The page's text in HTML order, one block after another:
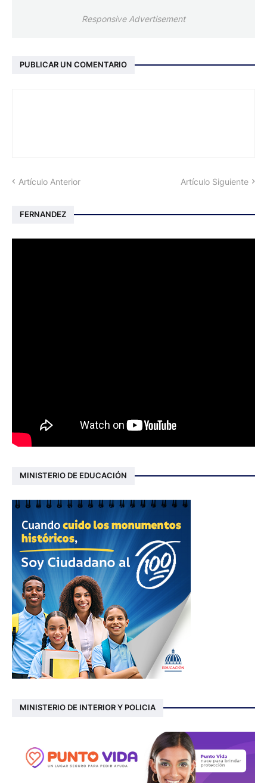
Responsive Advertisement
PUBLICAR UN COMENTARIO
Artículo Anterior Artículo Siguiente
FERNANDEZ
MINISTERIO DE EDUCACIÓN
MINISTERIO DE INTERIOR Y POLICIA